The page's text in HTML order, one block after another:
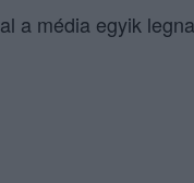
a média egyik